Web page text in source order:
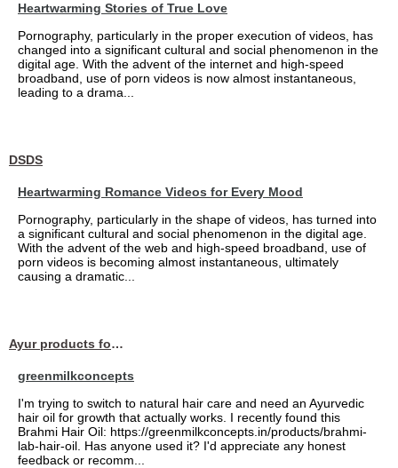
Heartwarming Stories of True Love
Pornography, particularly in the proper execution of videos, has
changed into a significant cultural and social phenomenon in the
digital age. With the advent of the internet and high-speed
broadband, use of porn videos is now almost instantaneous,
leading to a drama...
DSDS
Heartwarming Romance Videos for Every Mood
Pornography, particularly in the shape of videos, has turned into
a significant cultural and social phenomenon in the digital age.
With the advent of the web and high-speed broadband, use of
porn videos is becoming almost instantaneous, ultimately
causing a dramatic...
Ayur products for hair
greenmilkconcepts
I'm trying to switch to natural hair care and need an Ayurvedic
hair oil for growth that actually works. I recently found this
Brahmi Hair Oil: https://greenmilkconcepts.in/products/brahmi-
lab-hair-oil. Has anyone used it? I'd appreciate any honest
feedback or recomm...